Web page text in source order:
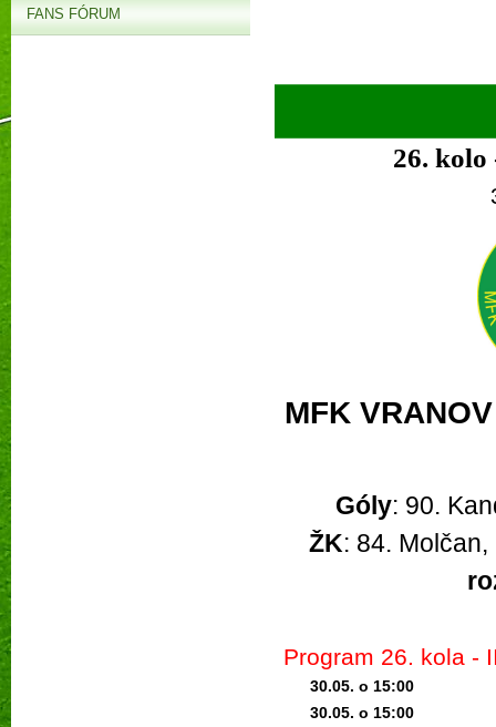
26. kolo
MFK
Góly: 90.
ŽK: 84.
Program 26. kola -
30.05. o 15:00
30.05. o 15:00
FANS FÓRUM